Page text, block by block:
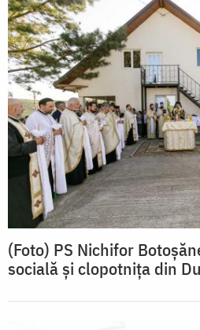
(Foto) PS Nichifor
socială și clopotnița din